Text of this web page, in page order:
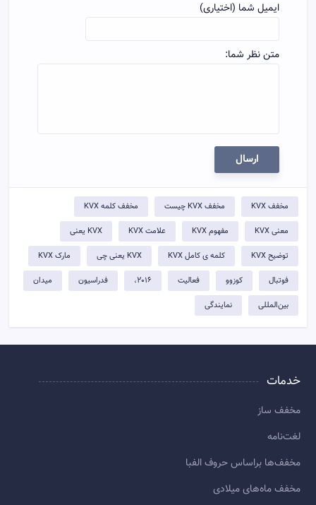
ایمیل شما (اختیاری)
متن نظر شما:
ارسال
مخفف KVX مخفف KVX چیست مخفف کلمه KVX
معنی KVX مفهوم KVX علامت KVX KVX یعنی
توضيح KVX کلمه ی کامل KVX KVX یعنی چی مارک KVX
فوتبال کوزوو فعالیت ٢٠١۶، فدراسیون میدان
بین‌المللی نمایندگی
خدمات
مخفف ساز
لغت‌نامه
مخفف‌ها براساس حروف الفبا
مخفف ماه‌های میلادی